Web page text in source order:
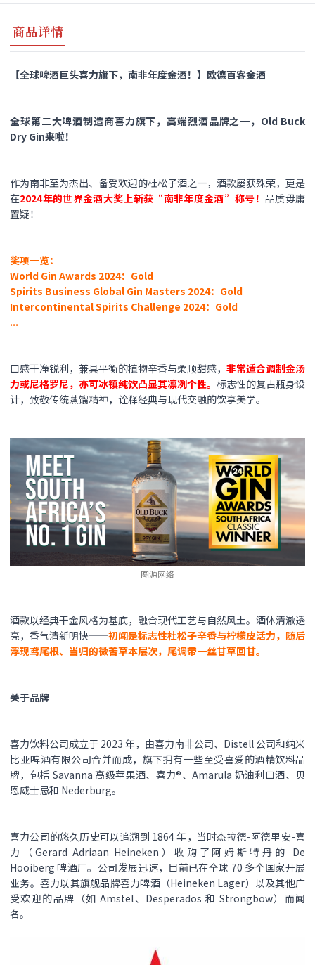
商品详情
【全球啤酒巨头喜力旗下，南非年度金酒！】欧德百客金酒
全球第二大啤酒制造商喜力旗下，高端烈酒品牌之一，Old Buck
Dry Gin来啦！
作为南非至为杰出、备受欢迎的杜松子酒之一，酒款屡获殊荣，更是
在2024年的世界金酒大奖上斩获“南非年度金酒”称号！品质毋庸
置疑！
奖项一览：
World Gin Awards 2024：Gold
Spirits Business Global Gin Masters 2024：Gold
Intercontinental Spirits Challenge 2024：Gold
...
口感干净锐利，兼具平衡的植物辛香与柔顺甜感， 非常适合调制金汤
力或尼格罗尼，亦可冰镇纯饮凸显其凛冽个性。 标志性的复古瓶身设
计，致敬传统蒸馏精神，诠释经典与现代交融的饮享美学。
图源网络
酒款以经典干金风格为基底，融合现代工艺与自然风土。酒体清澈透
亮，香气清新明快——初闻是标志性杜松子辛香与柠檬皮活力，随后
浮现鸢尾根、当归的微苦草本层次，尾调带一丝甘草回甘。
关于品牌
喜力饮料公司成立于 2023 年，由喜力南非公司、Distell 公司和纳米
比亚啤酒有限公司合并而成，旗下拥有一些至受喜爱的酒精饮料品
牌，包括 Savanna 高级苹果酒、喜力®、Amarula 奶油利口酒、贝
恩威士忌和 Nederburg。
喜力公司的悠久历史可以追溯到 1864 年，当时杰拉德-阿德里安-喜
力（Gerard Adriaan Heineken）收购了阿姆斯特丹的 De
Hooiberg 啤酒厂。公司发展迅速，目前已在全球 70 多个国家开展
业务。喜力以其旗舰品牌喜力啤酒（Heineken Lager）以及其他广
受欢迎的品牌（如 Amstel、Desperados 和 Strongbow）而闻
名。